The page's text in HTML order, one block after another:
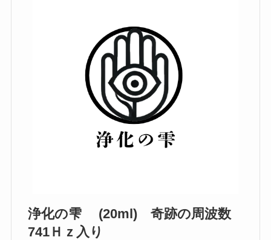
浄化の雫 (20ml) 奇跡の周波数
741Ｈｚ入り